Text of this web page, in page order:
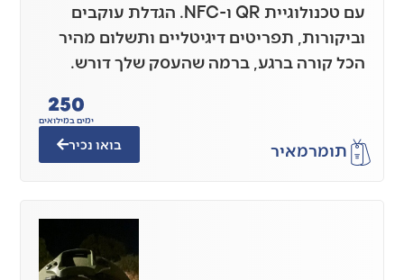
עם טכנולוגיית QR ו-NFC. הגדלת עוקבים
וביקורות, תפריטים דיגיטליים ותשלום מהיר
הכל קורה ברגע, ברמה שהעסק שלך דורש.
תומרמאיר
ימים במילואים
250
בואו נכיר